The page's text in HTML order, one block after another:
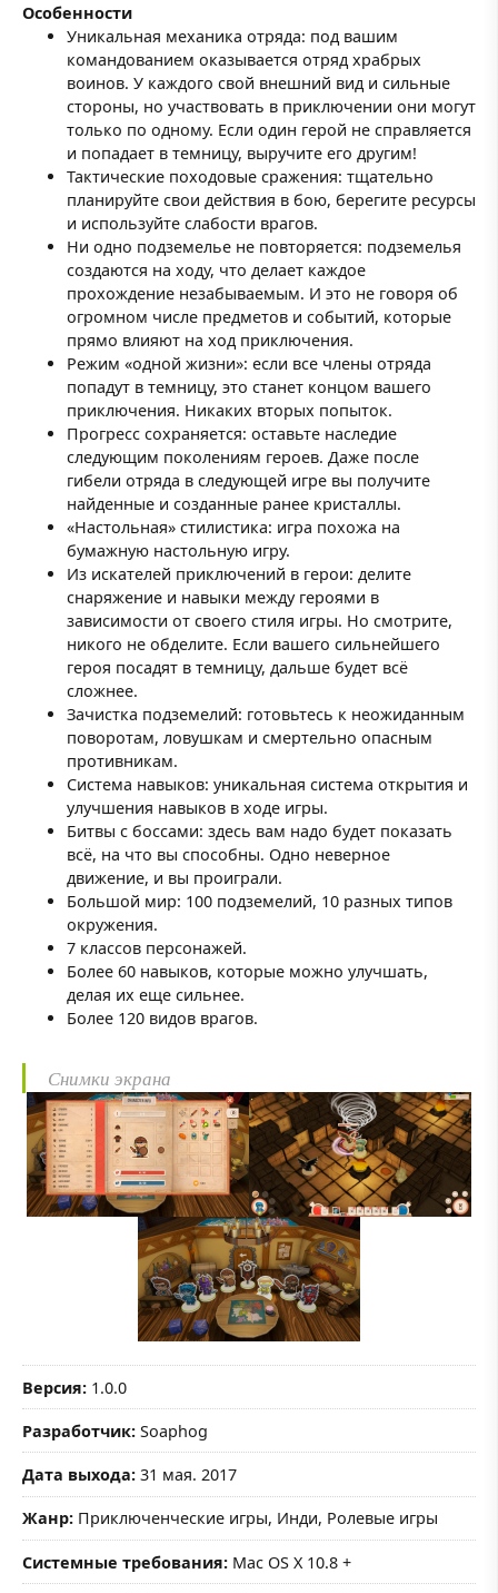
Особенности
Уникальная механика отряда: под вашим
командованием оказывается отряд храбрых
воинов. У каждого свой внешний вид и сильные
стороны, но участвовать в приключении они могут
только по одному. Если один герой не справляется
и попадает в темницу, выручите его другим!
Тактические походовые сражения: тщательно
планируйте свои действия в бою, берегите ресурсы
и используйте слабости врагов.
Ни одно подземелье не повторяется: подземелья
создаются на ходу, что делает каждое
прохождение незабываемым. И это не говоря об
огромном числе предметов и событий, которые
прямо влияют на ход приключения.
Режим «одной жизни»: если все члены отряда
попадут в темницу, это станет концом вашего
приключения. Никаких вторых попыток.
Прогресс сохраняется: оставьте наследие
следующим поколениям героев. Даже после
гибели отряда в следующей игре вы получите
найденные и созданные ранее кристаллы.
«Настольная» стилистика: игра похожа на
бумажную настольную игру.
Из искателей приключений в герои: делите
снаряжение и навыки между героями в
зависимости от своего стиля игры. Но смотрите,
никого не обделите. Если вашего сильнейшего
героя посадят в темницу, дальше будет всё
сложнее.
Зачистка подземелий: готовьтесь к неожиданным
поворотам, ловушкам и смертельно опасным
противникам.
Система навыков: уникальная система открытия и
улучшения навыков в ходе игры.
Битвы с боссами: здесь вам надо будет показать
всё, на что вы способны. Одно неверное
движение, и вы проиграли.
Большой мир: 100 подземелий, 10 разных типов
окружения.
7 классов персонажей.
Более 60 навыков, которые можно улучшать,
делая их еще сильнее.
Более 120 видов врагов.
Снимки экрана
Версия: 1.0.0
Разработчик: Soaphog
Дата выхода: 31 мая. 2017
Жанр: Приключенческие игры, Инди, Ролевые игры
Системные требования: Mac OS X 10.8 +